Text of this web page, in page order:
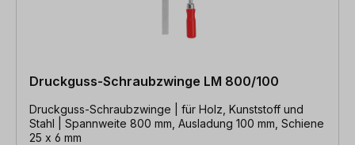
Druckguss-Schraubzwinge LM 800/100
Druckguss-Schraubzwinge | für Holz, Kunststoff und
Stahl | Spannweite 800 mm, Ausladung 100 mm, Schiene
25 x 6 mm